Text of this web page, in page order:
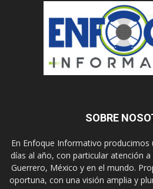
SOBRE
En Enfoque Informativo producimos
días al año, con particular atención
Guerrero, México y en el mundo.
oportuna, con una visión amplia y